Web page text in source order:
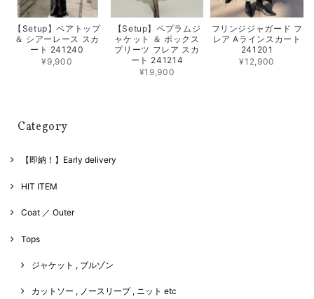
【Setup】ベアトップ
＆ シアーレース スカ
ート 241240
¥9,900
【Setup】ペプラムジ
ャケット ＆ ボックス
プリーツ フレア スカ
ート 241214
¥19,900
フリンジジャガード フ
レア Aラインスカート
241201
¥12,900
Category
【即納！】Early delivery
HIT ITEM
Coat ／ Outer
Tops
ジャケット , ブルゾン
カットソー , ノースリーブ , ニット etc